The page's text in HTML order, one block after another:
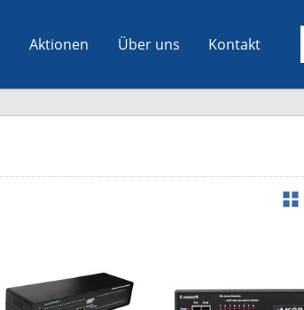
Aktionen Über uns Kontakt